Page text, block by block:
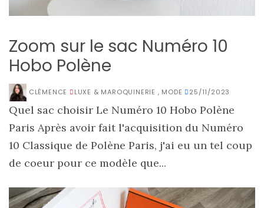
Zoom sur le sac Numéro 10
Hobo Polène
CLÉMENCE LUXE & MAROQUINERIE , MODE 25/11/2023
Quel sac choisir Le Numéro 10 Hobo Polène
Paris Après avoir fait l'acquisition du Numéro
10 Classique de Polène Paris, j'ai eu un tel coup
de coeur pour ce modèle que...